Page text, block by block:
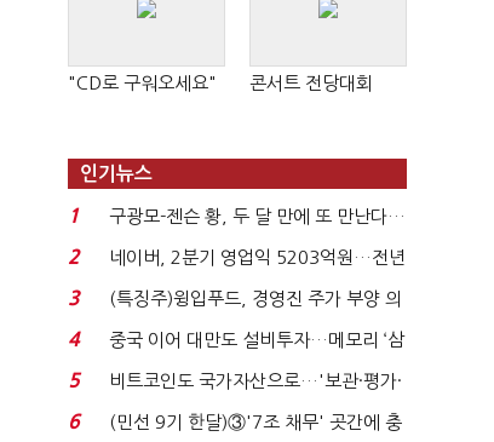
"CD로 구워오세요" 콘서트 전당대회
인기뉴스
1
구광모-젠슨 황, 두 달 만에 또 만난다…
로봇·AI 등 논...
2
네이버, 2분기 영업익 5203억원…전년
비 0.2% 감소...
3
(특징주)윙입푸드, 경영진 주가 부양 의
지에 상한가...
4
중국 이어 대만도 설비투자…메모리 ‘삼
국전쟁’
5
비트코인도 국가자산으로…'보관·평가·
처분' 기준은 ...
6
(민선 9기 한달)③'7조 채무' 곳간에 충